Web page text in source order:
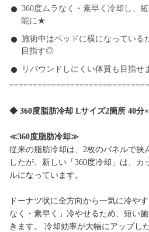
360度ムラなく・素早く冷却し、
能に★
施術中はベッドに横になっている
目指す◎
リバウンドしにくい体質も目指せ
◆ 360度脂肪冷却 Lサイズ2箇所 40分
≪360度脂肪冷却≫
従来の脂肪冷却は、2枚のパネルで挟
したが、新しい「360度冷却」は、
ルになっています。
ドーナツ状に全方向から一気に冷や
なく・素早く」冷やせるため、短い
きます。 冷却効率が大幅にアップし